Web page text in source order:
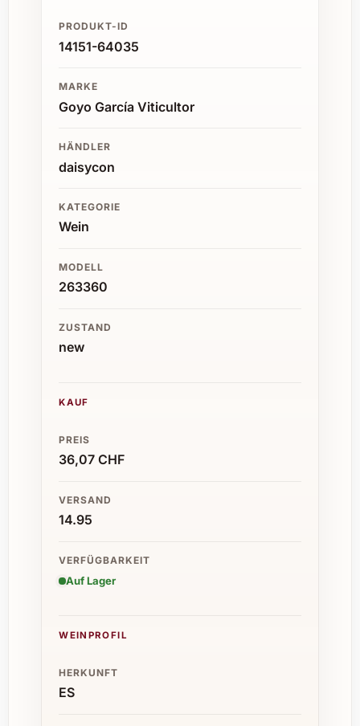
PRODUKT-ID
14151-64035
MARKE
Goyo García Viticultor
HÄNDLER
daisycon
KATEGORIE
Wein
MODELL
263360
ZUSTAND
new
KAUF
PREIS
36,07 CHF
VERSAND
14.95
VERFÜGBARKEIT
Auf Lager
WEINPROFIL
HERKUNFT
ES